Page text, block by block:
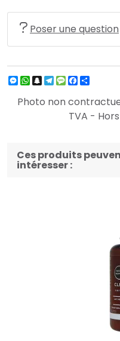
Poser une question
Messenger
WhatsApp
Snapchat
Telegram
Message
Facebook
Photo non
TVA -
Ces produits
intéresser :